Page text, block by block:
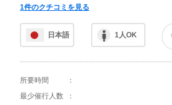
1件のクチコミを見る
日本語 1人OK
所要時間
：
最少催行人数
：